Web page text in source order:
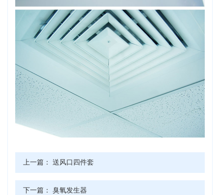
上一篇： 送风口四件套
下一篇： 臭氧发生器